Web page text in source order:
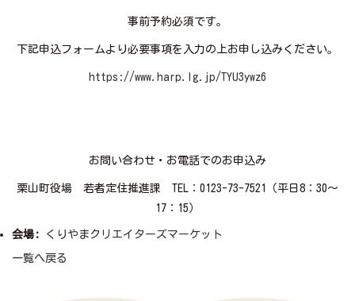
事前予約必須です。
下記申込フォームより必要事項を入力の上お申し込みください。
https://www.harp.lg.jp/TYU3ywz6
お問い合わせ・お電話でのお申込み
栗山町役場 若者定住推進課 TEL：0123-73-7521（平日8：30～
17：15）
会場: くりやまクリエイターズマーケット
一覧へ戻る